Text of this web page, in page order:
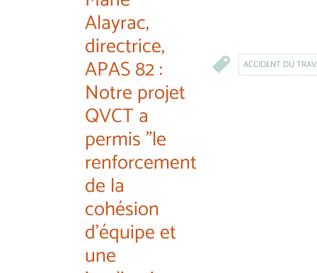
Alayrac,
directrice,
APAS 82 :
Notre projet
QVCT a
permis "le
renforcement
de la
cohésion
d'équipe et
une
ACCIDENT DU